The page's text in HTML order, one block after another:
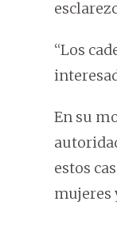
“Los
En su
estos
mujeres